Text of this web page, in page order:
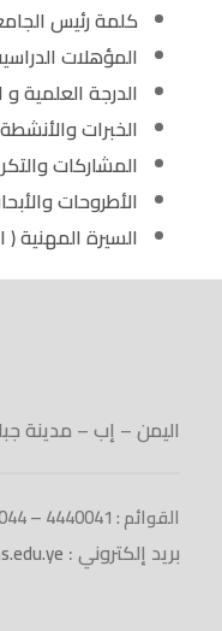
كلمة رئيس
المؤهلات
الدرجة العلمية
الخبرات
المشاركات
الأطروحات
السيرة المهنية
اليمن – إب – مدينة
القوائم : 4440041 – 440044 4 967+
بريد إلكتروني :